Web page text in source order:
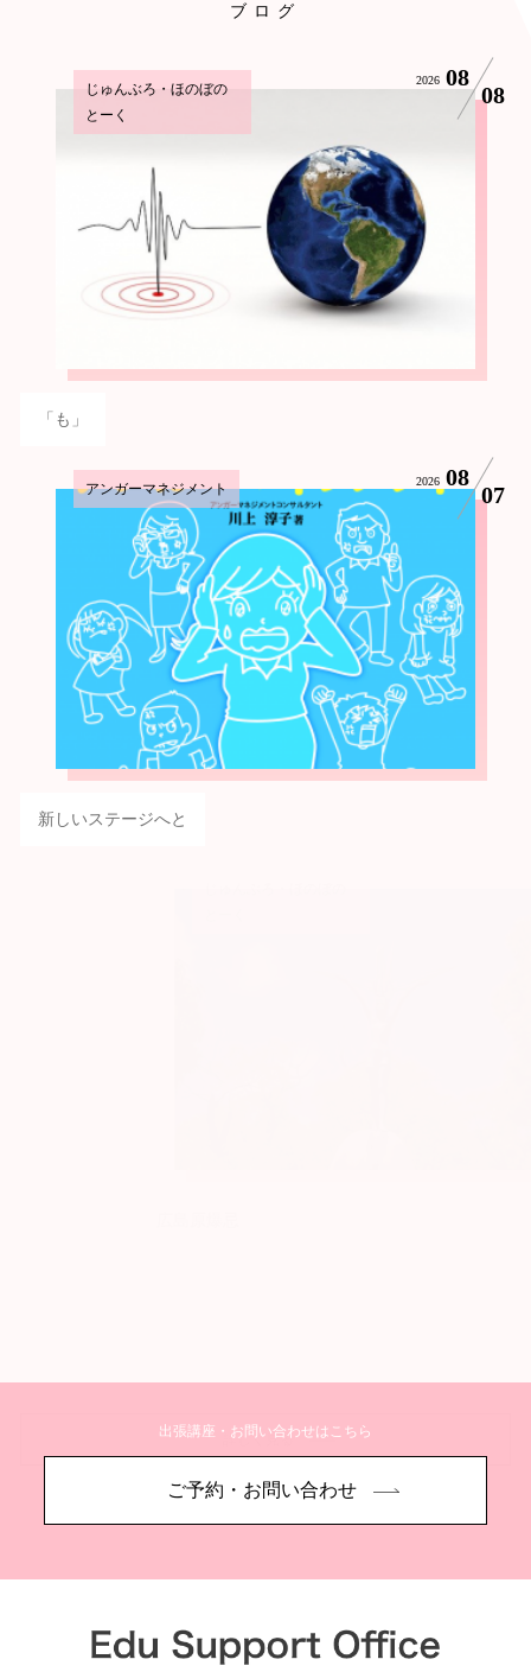
ブログ
じゅんぶろ・ほのぼの
とーく
2026 08
08
「も」
アンガーマネジメント 2026 08
07
新しいステージへと
詳しく見る
出張講座・お問い合わせはこちら
ご予約・お問い合わせ